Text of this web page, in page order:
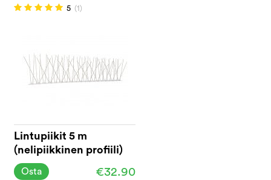
5 (1)
Lintupiikit 5 m
(nelipiikkinen profiili)
€32.90
Osta